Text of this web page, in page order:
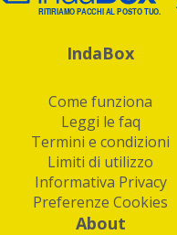
IndaBox
Come funziona
Leggi le faq
Termini e condizioni
Limiti di utilizzo
Informativa Privacy
Preferenze Cookies
About